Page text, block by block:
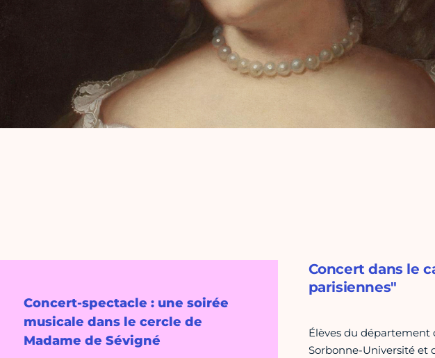
Concert-spectacle : une soirée
musicale dans le cercle de
Madame de Sévigné
Concert dans le
parisiennes"
Élèves du département
Sorbonne-Université et